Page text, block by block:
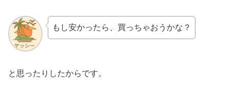
もし安かったら、買っちゃおうかな？
と思ったりしたからです。